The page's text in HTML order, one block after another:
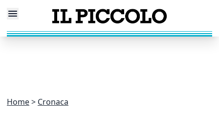
Home Cronaca